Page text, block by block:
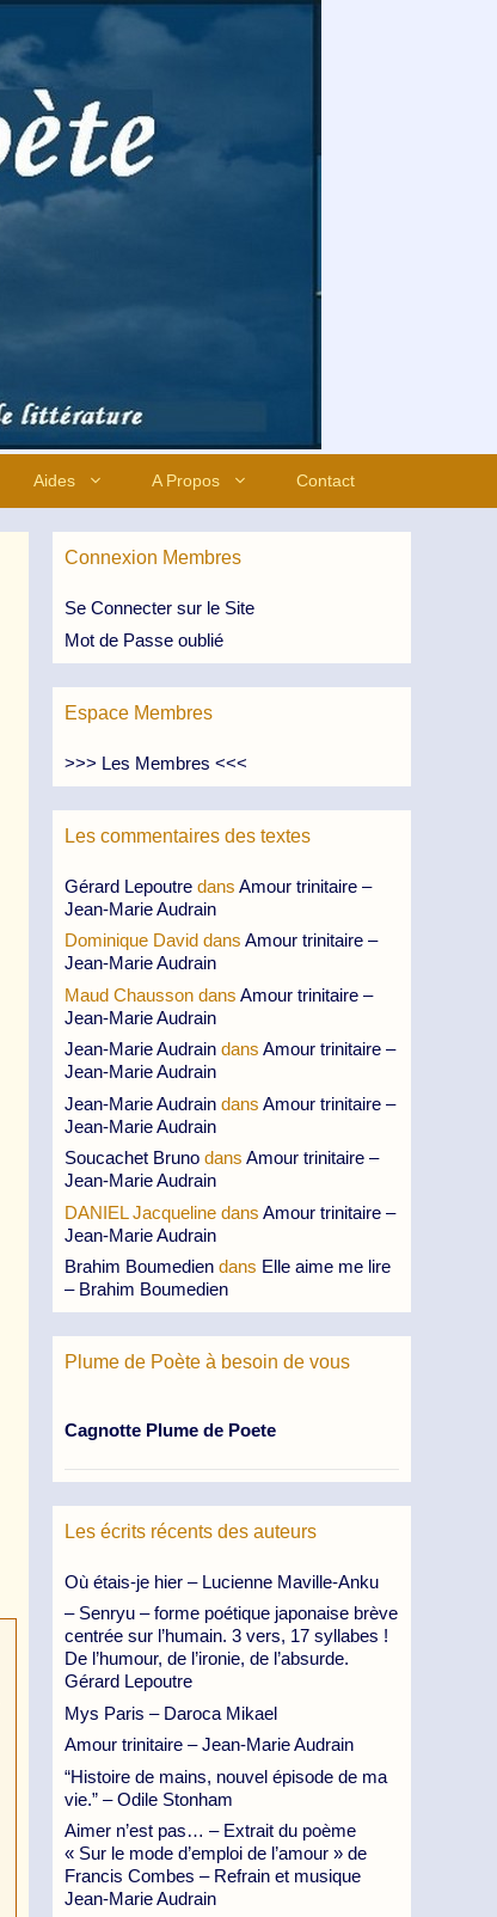
Aides A Propos Contact
Connexion Membres
Se Connecter sur le Site
Mot de Passe oublié
Espace Membres
>>> Les Membres <<<
Les commentaires des textes
Gérard Lepoutre dans Amour trinitaire –
Jean-Marie Audrain
Dominique David dans Amour trinitaire –
Jean-Marie Audrain
Maud Chausson dans Amour trinitaire –
Jean-Marie Audrain
Jean-Marie Audrain dans Amour trinitaire –
Jean-Marie Audrain
Jean-Marie Audrain dans Amour trinitaire –
Jean-Marie Audrain
Soucachet Bruno dans Amour trinitaire –
Jean-Marie Audrain
DANIEL Jacqueline dans Amour trinitaire –
Jean-Marie Audrain
Brahim Boumedien dans Elle aime me lire
– Brahim Boumedien
Plume de Poète à besoin de vous
Cagnotte Plume de Poete
Les écrits récents des auteurs
Où étais-je hier – Lucienne Maville-Anku
– Senryu – forme poétique japonaise brève
centrée sur l’humain. 3 vers, 17 syllabes !
De l’humour, de l’ironie, de l’absurde.
Gérard Lepoutre
Mys Paris – Daroca Mikael
Amour trinitaire – Jean-Marie Audrain
“Histoire de mains, nouvel épisode de ma
vie.” – Odile Stonham
Aimer n’est pas… – Extrait du poème
« Sur le mode d’emploi de l’amour » de
Francis Combes – Refrain et musique
Jean-Marie Audrain